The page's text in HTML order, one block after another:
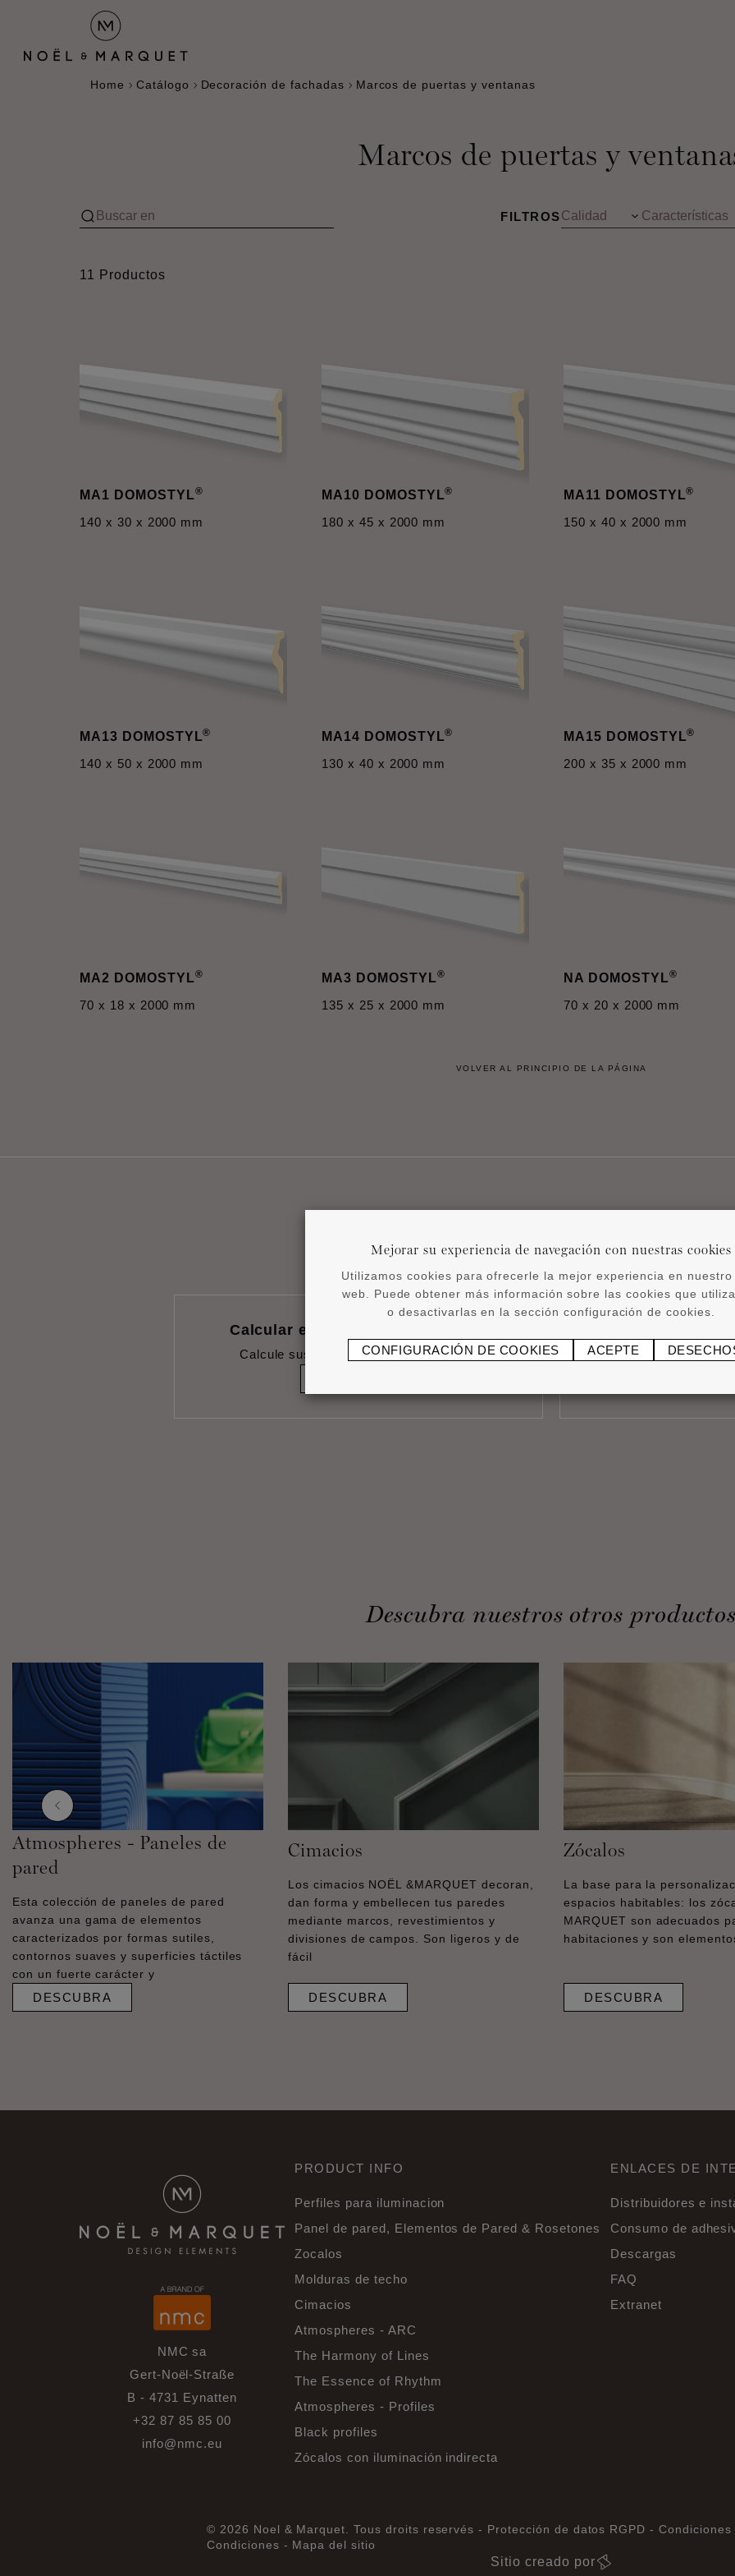
Home Catálogo Decoración de fachadas Marcos de puertas y ventanas
Marcos de puertas y
FILTROS
11 Productos
MA1 DOMOSTYL®
140 x 30 x 2000 mm
MA10 DOMOSTYL®
180 x 45 x 2000 mm
MA11 DOMOSTYL®
150 x 40 x 2000 mm
MA13 DOMOSTYL®
140 x 50 x 2000 mm
MA14 DOMOSTYL®
130 x 40 x 2000 mm
MA15 DOMOSTYL®
200 x 35 x 2000 mm
MA2 DOMOSTYL®
70 x 18 x 2000 mm
MA3 DOMOSTYL®
135 x 25 x 2000 mm
NA DOMOSTYL®
70 x 20 x 2000 mm
VOLVER AL PRINCIPIO DE LA PÁGINA
Enlaces útiles
Calcular el consumo de adhesivo
Calcule sus necesidades con precisión
Descubra
Descubra nuestros otros
Atmospheres - Paneles de
pared
Esta colección de paneles de pared
avanza una gama de elementos
caracterizados por formas sutiles,
contornos suaves y superficies táctiles
con un fuerte carácter y
DESCUBRA
Cimacios
Los cimacios NOËL &MARQUET decoran,
dan forma y embellecen tus paredes
mediante marcos, revestimientos y
divisiones de campos. Son ligeros y de
fácil
DESCUBRA
Zócalos
La base para la
espacios habitables: los
MARQUET son adecuados
habitaciones y son
DESCUBRA
NMC sa
Gert-Noël-Straße
B - 4731 Eynatten
+32 87 85 85 00
info@nmc.eu
PRODUCT INFO
Perfiles para iluminacion
Panel de pared, Elementos de Pared & Rosetones
Zocalos
Molduras de techo
Cimacios
Atmospheres - ARC
The Harmony of Lines
The Essence of Rhythm
Atmospheres - Profiles
Black profiles
Zócalos con iluminación indirecta
ENLACES DE
Distribuidores e
Consumo de
Descargas
FAQ
Extranet
© 2026 Noel & Marquet. Tous droits reservés - Protección de datos RGPD -
Condiciones - Mapa del sitio
Sitio creado por
Mejorar su experiencia de navegación con nuestras cookies
Utilizamos cookies para ofrecerle la mejor experiencia en
web. Puede obtener más información sobre las cookies que
o desactivarlas en la sección configuración de cookies.
CONFIGURACIÓN DE COOKIES ACEPTE